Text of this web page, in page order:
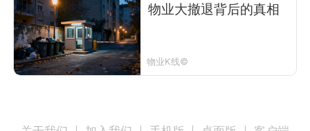
物业大撤退背后的真相
物业K线©